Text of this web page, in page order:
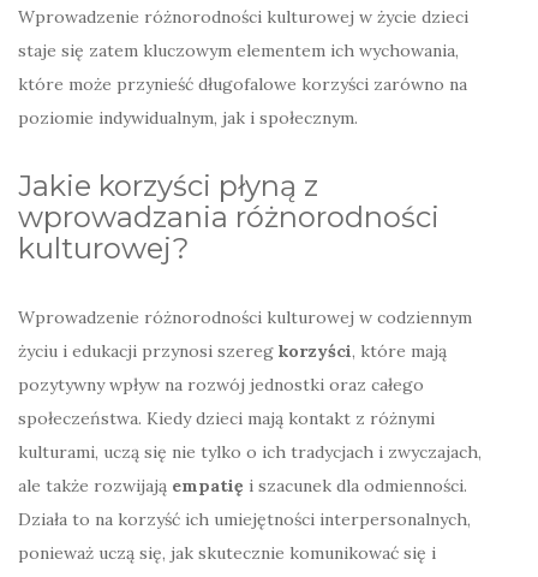
Wprowadzenie różnorodności kulturowej w życie dzieci
staje się zatem kluczowym elementem ich wychowania,
które może przynieść długofalowe korzyści zarówno na
poziomie indywidualnym, jak i społecznym.
Jakie korzyści płyną z
wprowadzania różnorodności
kulturowej?
Wprowadzenie różnorodności kulturowej w codziennym
życiu i edukacji przynosi szereg korzyści, które mają
pozytywny wpływ na rozwój jednostki oraz całego
społeczeństwa. Kiedy dzieci mają kontakt z różnymi
kulturami, uczą się nie tylko o ich tradycjach i zwyczajach,
ale także rozwijają empatię i szacunek dla odmienności.
Działa to na korzyść ich umiejętności interpersonalnych,
ponieważ uczą się, jak skutecznie komunikować się i